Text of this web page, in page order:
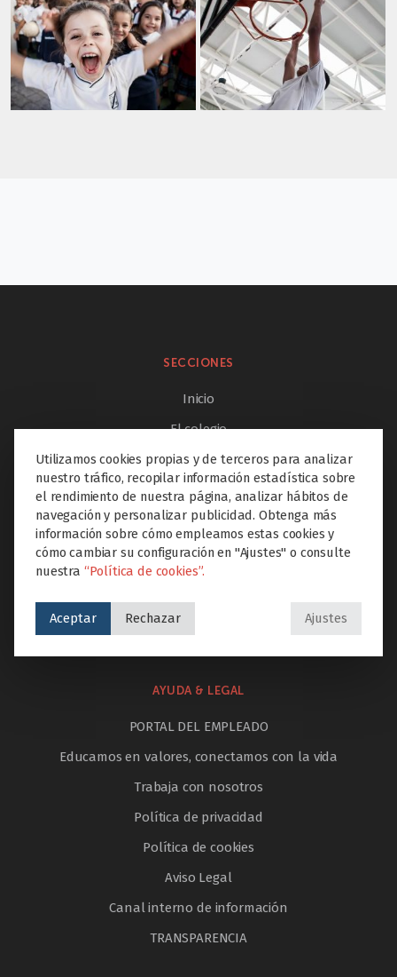
SECCIONES
Inicio
El colegio
Etapas educativas
Proyectos Educare
Extraescolares
Servicios
Innovación
Internacionalización
Noticias
AYUDA & LEGAL
PORTAL DEL EMPLEADO
Educamos en valores, conectamos con la vida
Trabaja con nosotros
Política de privacidad
Política de cookies
Aviso Legal
Canal interno de información
TRANSPARENCIA
Utilizamos cookies propias y de terceros para analizar
nuestro tráfico, recopilar información estadística sobre
el rendimiento de nuestra página, analizar hábitos de
navegación y personalizar publicidad. Obtenga más
información sobre cómo empleamos estas cookies y
cómo cambiar su configuración en "Ajustes" o consulte
nuestra “Política de cookies”.
Aceptar Rechazar Ajustes